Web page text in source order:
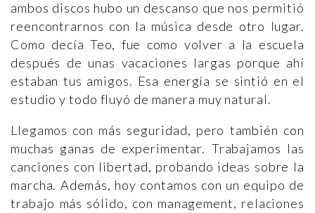
ambos discos hubo un descanso que nos permitió
reencontrarnos con la música desde otro lugar.
Como decía Teo, fue como volver a la escuela
después de unas vacaciones largas porque ahí
estaban tus amigos. Esa energía se sintió en el
estudio y todo fluyó de manera muy natural.
Llegamos con más seguridad, pero también con
muchas ganas de experimentar. Trabajamos las
canciones con libertad, probando ideas sobre la
marcha. Además, hoy contamos con un equipo de
trabajo más sólido, con management, relaciones